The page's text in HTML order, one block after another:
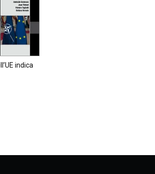
indica